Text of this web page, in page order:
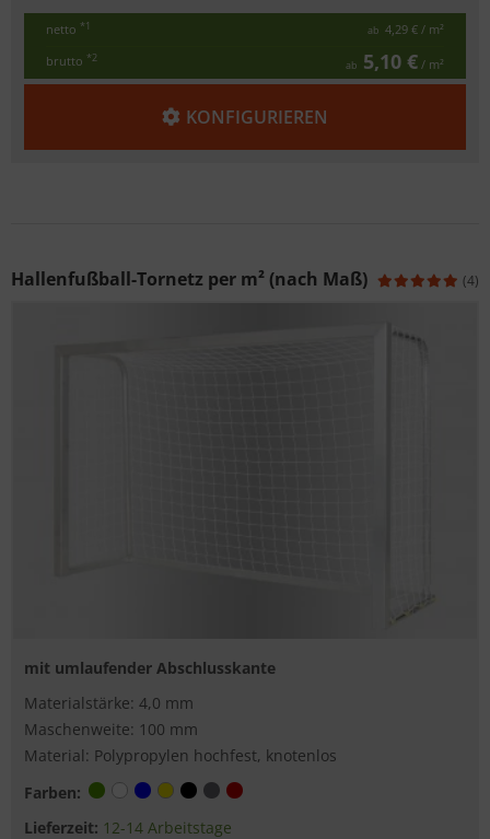
netto *1 ab 4,29 € / m²
brutto *2
ab 5,10 € / m²
KONFIGURIEREN
Hallenfußball-Tornetz per m² (nach Maß) (4)
mit umlaufender Abschlusskante
Materialstärke: 4,0 mm
Maschenweite: 100 mm
Material: Polypropylen hochfest, knotenlos
Farben:
Lieferzeit: 12-14 Arbeitstage